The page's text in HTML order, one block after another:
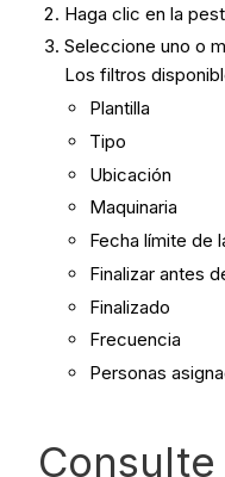
Haga clic en la
Seleccione uno o
Los filtros
Plantilla
Tipo
Ubicación
Maquinaria
Fecha límite de
Finalizar antes
Finalizado
Frecuencia
Personas